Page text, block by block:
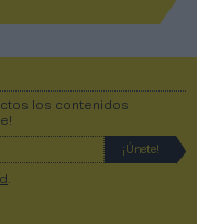
los contenidos